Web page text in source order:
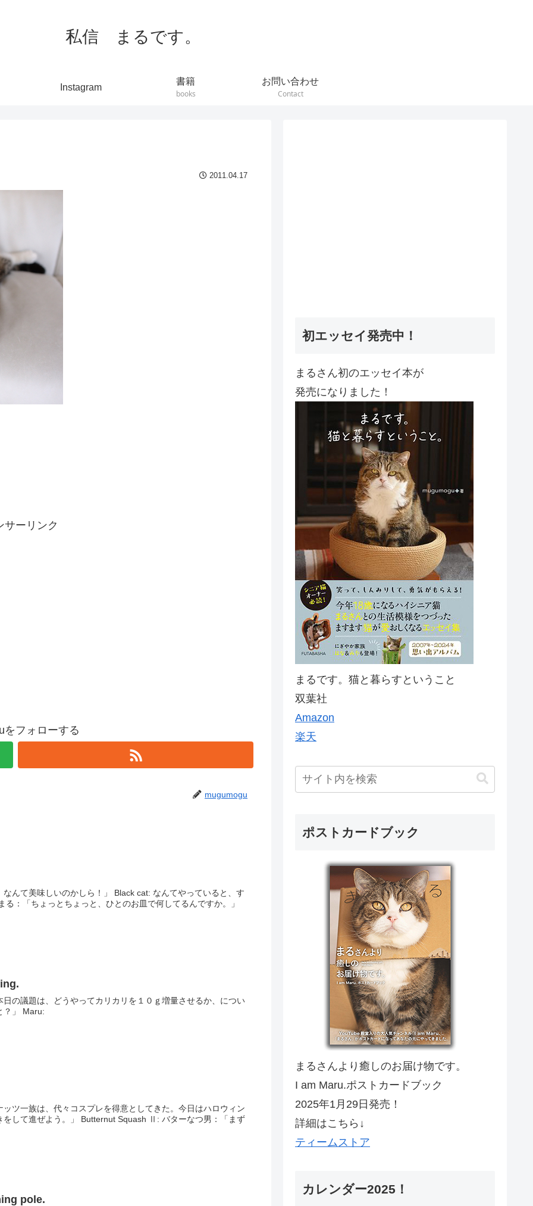
私信 まるです。
Instagram
書籍
books
お問い合わせ
Contact
2011.04.17
サーリンク
をフォローする
mugumogu
いのかしら！」 Black cat: なんてやっていると、す
日の議題は、どうやってカリカリを１０ｇ増量させるか、につい
？」 Maru:
ツ一族は、代々コスプレを得意としてきた。今日はハロウィン
よう。」 Butternut Squash Ⅱ: バターなつ男：「まず
pole.
初エッセイ発売中！
まるさん初のエッセイ本が
発売になりました！
まるです。猫と暮らすということ
双葉社
Amazon
楽天
ポストカードブック
まるさんより癒しのお届け物です。
I am Maru.ポストカードブック
2025年1月29日発売！
詳細はこちら↓
ティームストア
カレンダー2025！